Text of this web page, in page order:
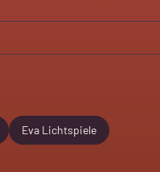
Eva Lichtspiele